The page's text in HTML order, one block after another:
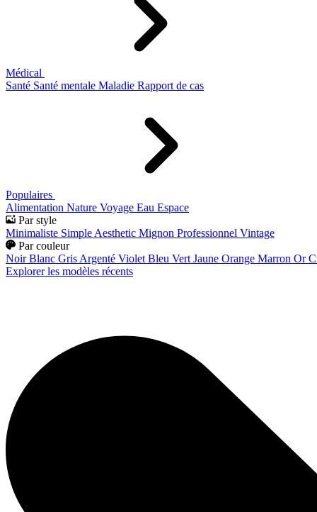
Médical
Santé Santé mentale Maladie Rapport de cas
Populaires
Alimentation Nature Voyage Eau Espace
Par style
Minimaliste Simple Aesthetic Mignon Professionnel Vintage
Par couleur
Noir Blanc Gris Argenté Violet Bleu Vert Jaune Orange Marron Or
Explorer les modèles récents